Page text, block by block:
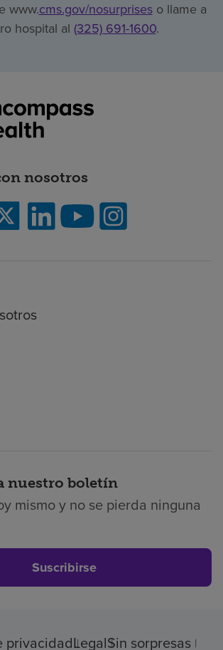
www.cms.gov/nosurpriseso llame a
hospital al (325) 691-1600.
nosotros
nuestro boletín
mismo y no se pierda ninguna
Suscribirse
privacidadLegalSin sorpresas